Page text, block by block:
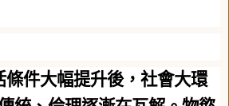
條件大幅提升後，社會大環